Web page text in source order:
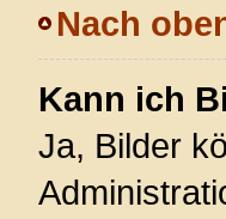
Nach
Kann ich
Ja, Bilder